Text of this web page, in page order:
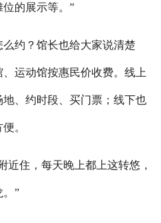
的展示等。”
约？馆长也给大家说清楚
运动馆按惠民价收费。线上
、约时段、买门票；线下也
。
住，每天晚上都上这转悠，
。”